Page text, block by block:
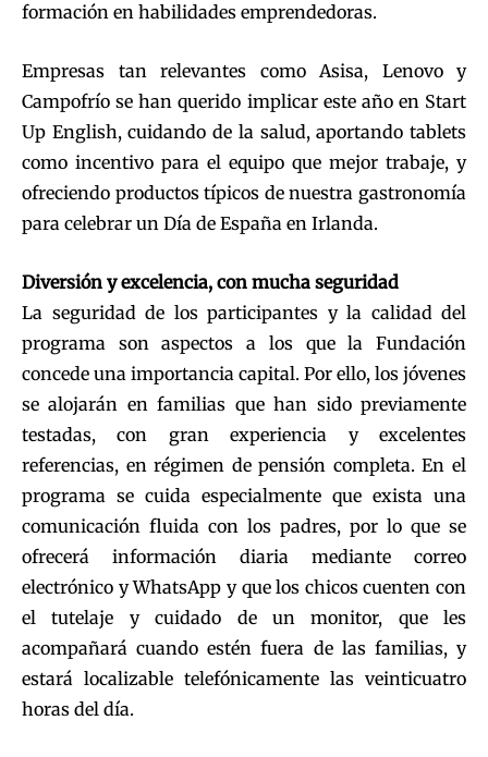
formación en habilidades emprendedoras.
Empresas tan relevantes como Asisa, Lenovo y
Campofrío se han querido implicar este año en Start
Up English, cuidando de la salud, aportando tablets
como incentivo para el equipo que mejor trabaje, y
ofreciendo productos típicos de nuestra gastronomía
para celebrar un Día de España en Irlanda.
Diversión y excelencia, con mucha seguridad
La seguridad de los participantes y la calidad del
programa son aspectos a los que la Fundación
concede una importancia capital. Por ello, los jóvenes
se alojarán en familias que han sido previamente
testadas, con gran experiencia y excelentes
referencias, en régimen de pensión completa. En el
programa se cuida especialmente que exista una
comunicación fluida con los padres, por lo que se
ofrecerá información diaria mediante correo
electrónico y WhatsApp y que los chicos cuenten con
el tutelaje y cuidado de un monitor, que les
acompañará cuando estén fuera de las familias, y
estará localizable telefónicamente las veinticuatro
horas del día.